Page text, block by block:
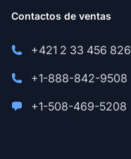
Contactos de ventas
+421 2 33 456 826
+1-888-842-9508
+1-508-469-5208